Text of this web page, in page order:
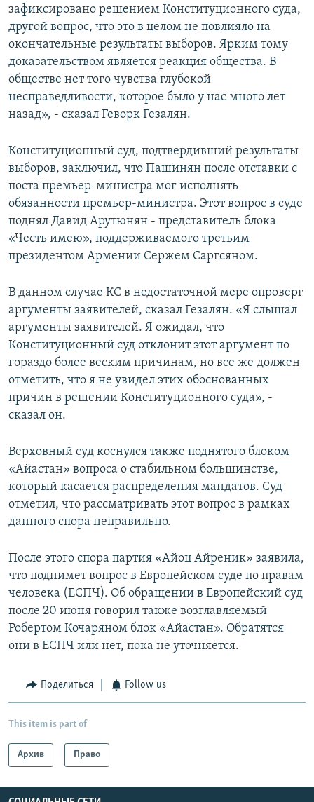
зафиксировано решением Конституционного суда,
другой вопрос, что это в целом не повлияло на
окончательные результаты выборов. Ярким тому
доказательством является реакция общества. В
обществе нет того чувства глубокой
несправедливости, которое было у нас много лет
назад», - сказал Геворк Гезалян.
Конституционный суд, подтвердивший результаты
выборов, заключил, что Пашинян после отставки с
поста премьер-министра мог исполнять
обязанности премьер-министра. Этот вопрос в суде
поднял Давид Арутюнян - представитель блока
«Честь имею», поддерживаемого третьим
президентом Армении Сержем Саргсяном.
В данном случае КС в недостаточной мере опроверг
аргументы заявителей, сказал Гезалян. «Я слышал
аргументы заявителей. Я ожидал, что
Конституционный суд отклонит этот аргумент по
гораздо более веским причинам, но все же должен
отметить, что я не увидел этих обоснованных
причин в решении Конституционного суда», -
сказал он.
Верховный суд коснулся также поднятого блоком
«Айастан» вопроса о стабильном большинстве,
который касается распределения мандатов. Суд
отметил, что рассматривать этот вопрос в рамках
данного спора неправильно.
После этого спора партия «Айоц Айреник» заявила,
что поднимет вопрос в Европейском суде по правам
человека (ЕСПЧ). Об обращении в Европейский суд
после 20 июня говорил также возглавляемый
Робертом Кочаряном блок «Айастан». Обратятся
они в ЕСПЧ или нет, пока не уточняется.
Поделиться Follow us
This item is part of
Архив Право